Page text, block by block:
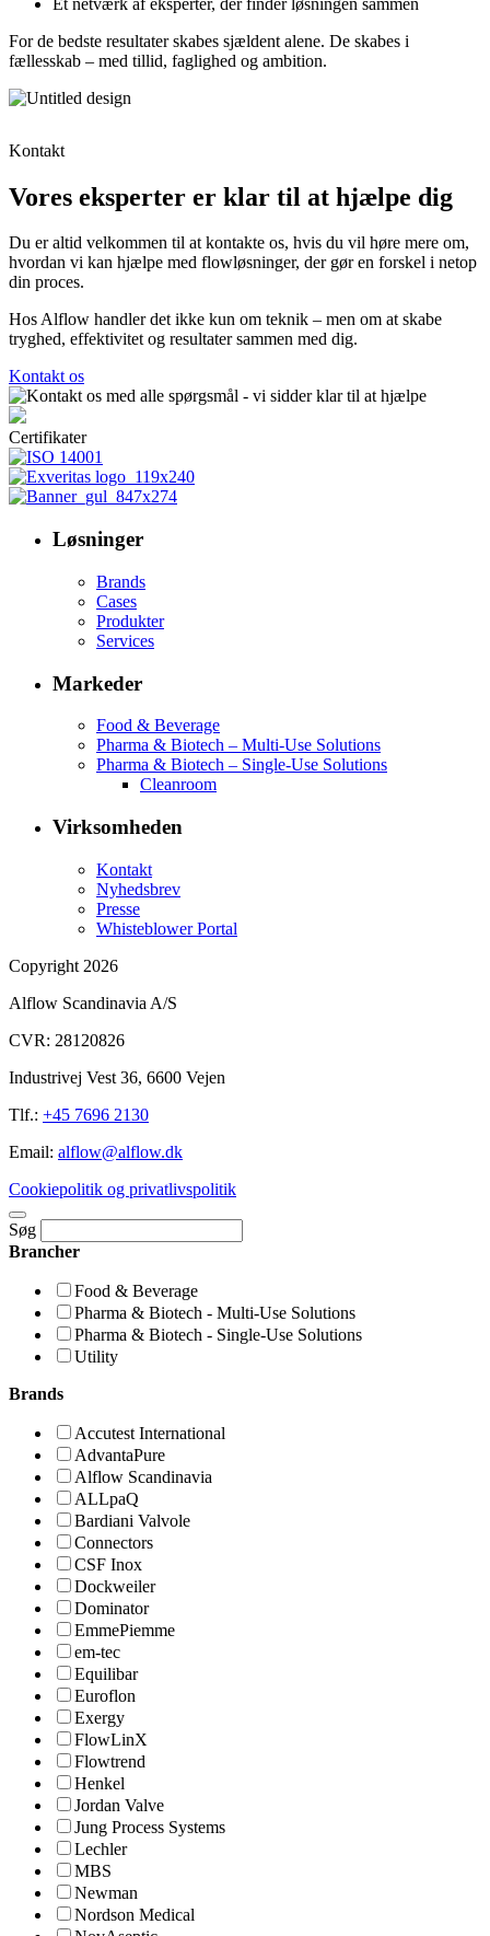
For de bedste resultater skabes sjældent alene. De skabes i
fællesskab – med tillid, faglighed og ambition.
Kontakt
Vores eksperter er klar til at hjælpe dig
Du er altid velkommen til at kontakte os, hvis du vil høre mere om,
hvordan vi kan hjælpe med flowløsninger, der gør en forskel i netop
din proces.
Hos Alflow handler det ikke kun om teknik – men om at skabe
tryghed, effektivitet og resultater sammen med dig.
Kontakt os
Certifikater
Løsninger
Brands
Cases
Produkter
Services
Markeder
Food & Beverage
Pharma & Biotech – Multi-Use Solutions
Pharma & Biotech – Single-Use Solutions
Cleanroom
Virksomheden
Kontakt
Nyhedsbrev
Presse
Whisteblower Portal
Copyright 2026
Alflow Scandinavia A/S
CVR: 28120826
Industrivej Vest 36, 6600 Vejen
Tlf.: +45 7696 2130
Email: alflow@alflow.dk
Cookiepolitik og privatlivspolitik
Søg
Brancher
Food & Beverage
Pharma & Biotech - Multi-Use Solutions
Pharma & Biotech - Single-Use Solutions
Utility
Brands
Accutest International
AdvantaPure
Alflow Scandinavia
ALLpaQ
Bardiani Valvole
Connectors
CSF Inox
Dockweiler
Dominator
EmmePiemme
em-tec
Equilibar
Euroflon
Exergy
FlowLinX
Flowtrend
Henkel
Jordan Valve
Jung Process Systems
Lechler
MBS
Newman
Nordson Medical